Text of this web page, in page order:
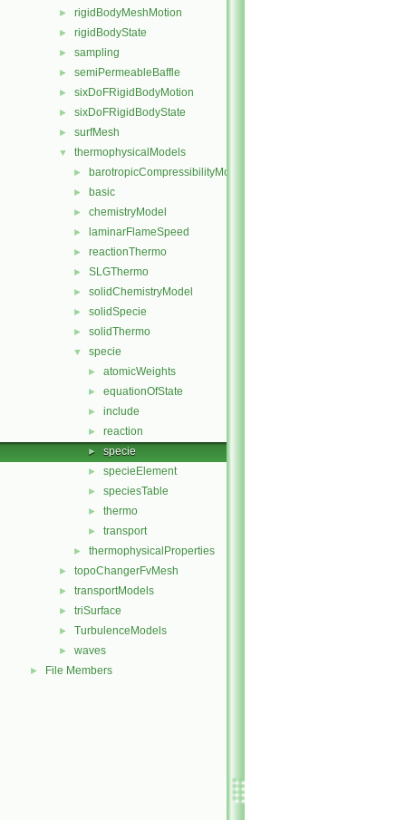
► rigidBodyMeshMotion
► rigidBodyState
► sampling
► semiPermeableBaffle
► sixDoFRigidBodyMotion
► sixDoFRigidBodyState
► surfMesh
▼ thermophysicalModels
► barotropicCompressibilityModel
► basic
► chemistryModel
► laminarFlameSpeed
► reactionThermo
► SLGThermo
► solidChemistryModel
► solidSpecie
► solidThermo
▼ specie
► atomicWeights
► equationOfState
► include
► reaction
► specie
► specieElement
► speciesTable
► thermo
► transport
► thermophysicalProperties
► topoChangerFvMesh
► transportModels
► triSurface
► TurbulenceModels
► waves
► File Members